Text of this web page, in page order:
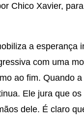
Chico Xavier,
a esperança
com uma
ao fim. Quando
Ele jura que
dele. É claro